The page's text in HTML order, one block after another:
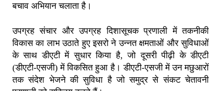
बचाव अभियान चलाता है।
उपग्रह संचार और उपग्रह दिशासूचक प्रणाली में तकनीकी
विकास का लाभ उठाते हुए इसरो ने उन्नत क्षमताओं और सुविधाओं
के साथ डीएटी में सुधार किया है, जो दूसरी पीढ़ी के डीएटी
(डीएटी-एसजी) में विकसित हुआ है। डीएटी-एसजी में उन मछुआरों
तक संदेश भेजने की सुविधा है जो समुद्र से संकट चेतावनी